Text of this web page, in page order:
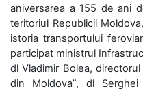
aniversarea a 155 de ani
teritoriul Republicii
istoria transportului
participat ministrul
dl Vladimir Bolea,
din Moldova”, dl